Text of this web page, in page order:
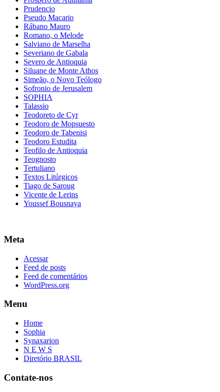
Prudencio
Pseudo Macario
Rábano Mauro
Romano, o Melode
Salviano de Marselha
Severiano de Gabala
Severo de Antioquia
Siluane de Monte Athos
Simeão, o Novo Teólogo
Sofronio de Jerusalem
SOPHIA
Talassio
Teodoreto de Cyr
Teodoro de Mopsuesto
Teodoro de Tabenisi
Teodoro Estudita
Teofilo de Antioquia
Teognosto
Tertuliano
Textos Litúrgicos
Tiago de Saroug
Vicente de Lerins
Youssef Bousnaya
Meta
Acessar
Feed de posts
Feed de comentários
WordPress.org
Menu
Home
Sophia
Synaxarion
N E W S
Diretório BRASIL
Contate-nos